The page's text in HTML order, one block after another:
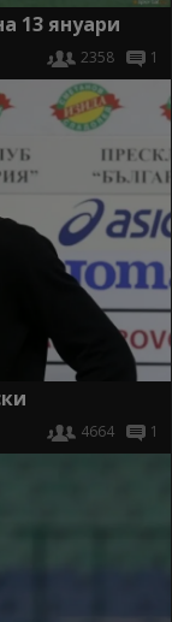
13 януари
2358 1
4664 1